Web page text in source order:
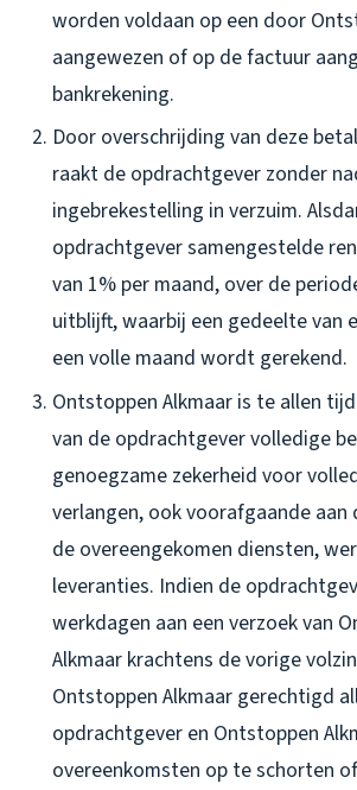
worden voldaan op een door
aangewezen of op de factuur
bankrekening.
Door overschrijding van deze
raakt de opdrachtgever zonder
ingebrekestelling in verzuim.
opdrachtgever samengestelde
van 1% per maand, over de
uitblijft, waarbij een gedeelte van
een volle maand wordt gerekend.
Ontstoppen Alkmaar is te allen
van de opdrachtgever volledige
genoegzame zekerheid voor
verlangen, ook voorafgaande aan
de overeengekomen diensten,
leveranties. Indien de
werkdagen aan een verzoek van
Alkmaar krachtens de vorige
Ontstoppen Alkmaar gerechtigd
opdrachtgever en Ontstoppen
overeenkomsten op te schorten